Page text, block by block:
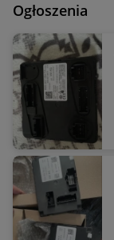
Ogłoszenia